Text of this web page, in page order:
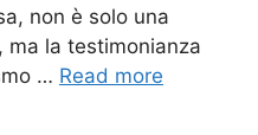
non è solo una
ma la testimonianza
… Read more